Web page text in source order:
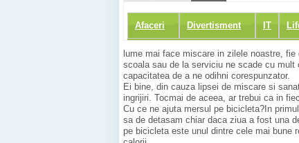
Afaceri Divertisment IT
lume mai face miscare in zilele noastre,
scoala sau de la serviciu ne scade cu
capacitatea de a ne odihni corespunzator.
Ei bine, din cauza lipsei de miscare si
ingrijiri. Tocmai de aceea, ar trebui ca in
Cu ce ne ajuta mersul pe bicicleta?In
sa de detasam chiar daca ziua a fost una
pe bicicleta este unul dintre cele mai bune